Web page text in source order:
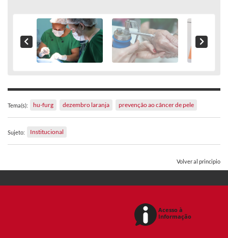
Tema(s): hu-furg dezembro laranja prevenção ao câncer de pele
Sujeto: Institucional
Volver al principio